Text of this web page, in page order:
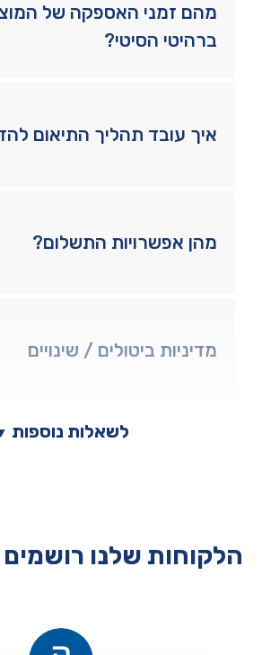
מהם זמני האספקה של
ברהיטי הסיטי?
איך עובד תהליך התיאום
מהן אפשרויות התשלום?
מדיניות ביטולים / שינויים
לשאלות נוספות
הלקוחות שלנו רושמים